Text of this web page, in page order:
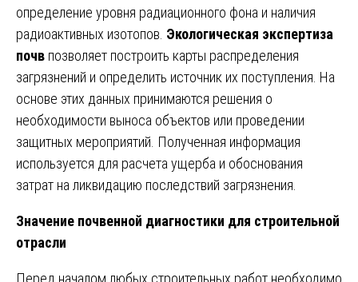
определение уровня радиационного фона и наличия
радиоактивных изотопов. Экологическая экспертиза
почв позволяет построить карты распределения
загрязнений и определить источник их поступления. На
основе этих данных принимаются решения о
необходимости выноса объектов или проведении
защитных мероприятий. Полученная информация
используется для расчета ущерба и обоснования
затрат на ликвидацию последствий загрязнения.
Значение почвенной диагностики для строительной
отрасли
Перед началом любых строительных работ необходимо